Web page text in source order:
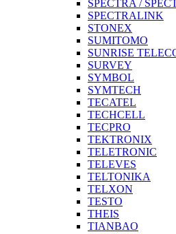
SPECTRA /
SPECTRALINK
STONEX
SUMITOMO
SUNRISE
SURVEY
SYMBOL
SYMTECH
TECATEL
TECHCELL
TECPRO
TEKTRONIX
TELETRONIC
TELEVES
TELTONIKA
TELXON
TESTO
THEIS
TIANBAO